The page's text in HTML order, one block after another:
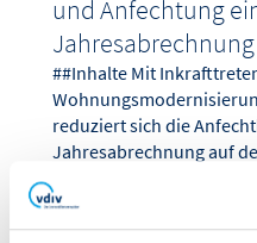
und Anfechtung
Jahresabrechnung
##Inhalte Mit
reduziert sich die
Jahresabrechnung auf
beschlossenen
können Anlass geben,
reines "Rechenwerk"